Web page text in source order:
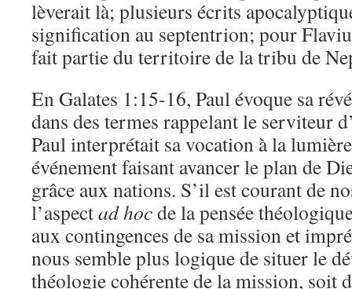
lèverait là; plusieurs écrits
signification au septentrion; pour
fait partie du territoire de la tribu de
En Galates 1:15-16, Paul évoque sa
dans des termes rappelant le serviteur
Paul interprétait sa vocation à la
événement faisant avancer le plan de
grâce aux nations. S’il est courant de
l’aspectad hocde la pensée
aux contingences de sa mission et
nous semble plus logique de situer le
théologie cohérente de la mission, soit